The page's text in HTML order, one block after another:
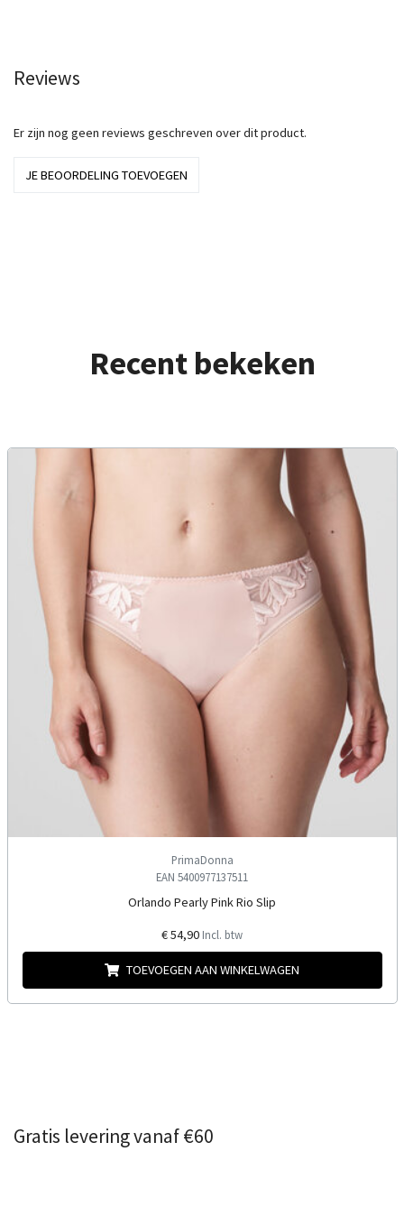
Reviews
Er zijn nog geen reviews geschreven over dit product.
JE BEOORDELING TOEVOEGEN
Recent bekeken
PrimaDonna
EAN 5400977137511
Orlando Pearly Pink Rio Slip
€ 54,90 Incl. btw
TOEVOEGEN AAN WINKELWAGEN
Gratis levering vanaf €60